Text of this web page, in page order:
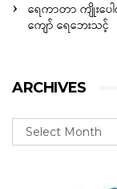
ရေကာတာ ကျိုးပေ
ကျော် ရေဘေးသင့်
ARCHIVES